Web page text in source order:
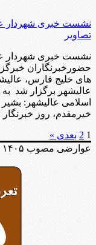
نشست خبری شهردار
تصاویر
حضورخبرنگاران
های خلیج فارس،
عالیشهر برگزار شد
اسلامی عالیشهر:
خیرمقدم، روز
1
2 بعدی »
عوارضی مصوب ۱۴۰۵